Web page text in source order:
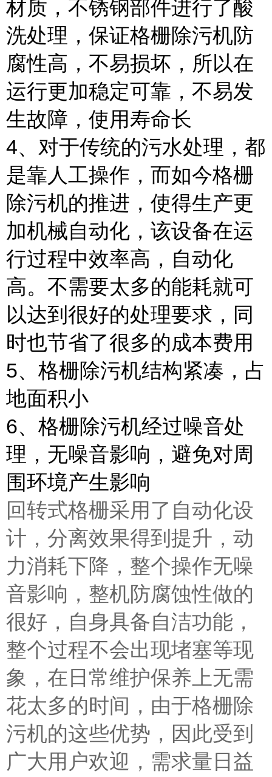
材质，不锈钢部件进行了酸
洗处理，保证格栅除污机防
腐性高，不易损坏，所以在
运行更加稳定可靠，不易发
生故障，使用寿命长
4、对于传统的污水处理，都
是靠人工操作，而如今格栅
除污机的推进，使得生产更
加机械自动化，该设备在运
行过程中效率高，自动化
高。不需要太多的能耗就可
以达到很好的处理要求，同
时也节省了很多的成本费用
5、格栅除污机结构紧凑，占
地面积小
6、格栅除污机经过噪音处
理，无噪音影响，避免对周
围环境产生影响
回转式格栅采用了自动化设
计，分离效果得到提升，动
力消耗下降，整个操作无噪
音影响，整机防腐蚀性做的
很好，自身具备自洁功能，
整个过程不会出现堵塞等现
象，在日常维护保养上无需
花太多的时间，由于格栅除
污机的这些优势，因此受到
广大用户欢迎，需求量日益